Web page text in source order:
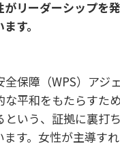
リーダーシップを
す。
全保障（WPS）アジ
な平和をもたらすた
という、証拠に裏打
ます。女性が主導す